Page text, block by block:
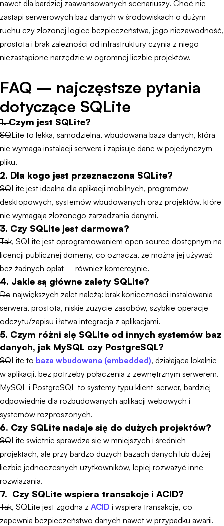
nawet dla bardziej zaawansowanych scenariuszy. Choć nie
zastąpi serwerowych baz danych w środowiskach o dużym
ruchu czy złożonej logice bezpieczeństwa, jego niezawodność,
prostota i brak zależności od infrastruktury czynią z niego
niezastąpione narzędzie w ogromnej liczbie projektów.
FAQ – najczęstsze pytania
dotyczące SQLite
1. Czym jest SQLite?
SQLite to lekka, samodzielna, wbudowana baza danych, która
nie wymaga instalacji serwera i zapisuje dane w pojedynczym
pliku.
2. Dla kogo jest przeznaczona SQLite?
SQLite jest idealna dla aplikacji mobilnych, programów
desktopowych, systemów wbudowanych oraz projektów, które
nie wymagają złożonego zarządzania danymi.
3. Czy SQLite jest darmowa?
Tak, SQLite jest oprogramowaniem open source dostępnym na
licencji publicznej domeny, co oznacza, że można jej używać
bez żadnych opłat – również komercyjnie.
4. Jakie są główne zalety SQLite?
Do największych zalet należą: brak konieczności instalowania
serwera, prostota, niskie zużycie zasobów, szybkie operacje
odczytu/zapisu i łatwa integracja z aplikacjami.
5. Czym różni się SQLite od innych systemów baz
danych, jak MySQL czy PostgreSQL?
SQLite to baza wbudowana (embedded), działająca lokalnie
w aplikacji, bez potrzeby połączenia z zewnętrznym serwerem.
MySQL i PostgreSQL to systemy typu klient-serwer, bardziej
odpowiednie dla rozbudowanych aplikacji webowych i
systemów rozproszonych.
6. Czy SQLite nadaje się do dużych projektów?
SQLite świetnie sprawdza się w mniejszych i średnich
projektach, ale przy bardzo dużych bazach danych lub dużej
liczbie jednoczesnych użytkowników, lepiej rozważyć inne
rozwiązania.
7. Czy SQLite wspiera transakcje i ACID?
Tak, SQLite jest zgodna z ACID i wspiera transakcje, co
zapewnia bezpieczeństwo danych nawet w przypadku awarii.